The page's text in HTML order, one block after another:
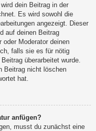
dein Beitrag in der
Es wird sowohl die
angezeigt. Dieser
auf deinen Beitrag
oder Moderator deinen
falls sie es für nötig
überarbeitet wurde.
Beitrag nicht löschen
hat.
anfügen?
musst du zunächst eine